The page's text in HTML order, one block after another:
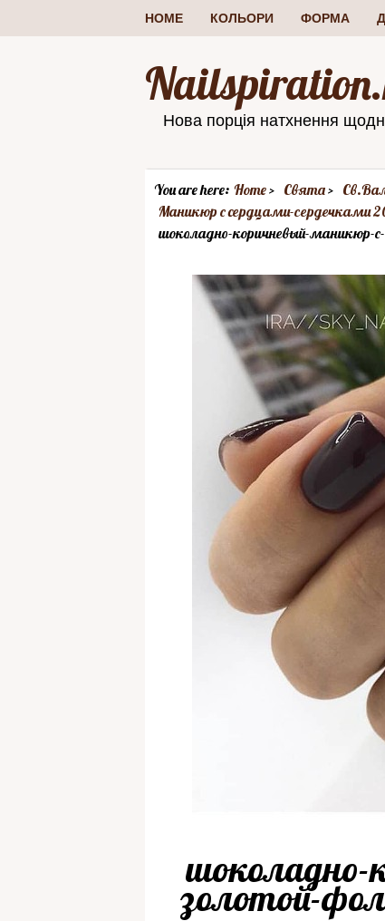
HOME КОЛЬОРИ ФОРМА
Нова порція натхнення
You are here: Home Свята
Маникюр с cердцами-сердечками
шоколадно-коричневый-маникюр-
шоколадно-
золотой-